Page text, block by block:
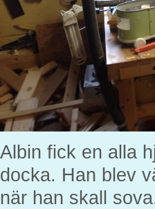
Albin fick en alla
docka. Han blev
när han skall